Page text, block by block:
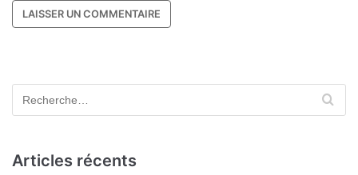
Articles récents